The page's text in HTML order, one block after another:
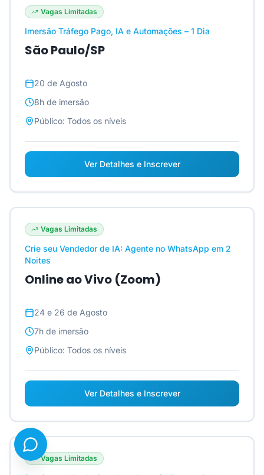
Vagas Limitadas
Imersão Tráfego Pago, IA e Automações – 1 Dia
São Paulo/SP
20 de Agosto
8h de imersão
Público: Todos os níveis
Ver Detalhes e Inscrever
Vagas Limitadas
Crie seu Vendedor de IA: Agente no WhatsApp em 2
Noites
Online ao Vivo (Zoom)
24 e 26 de Agosto
7h de imersão
Público: Todos os níveis
Ver Detalhes e Inscrever
Vagas Limitadas